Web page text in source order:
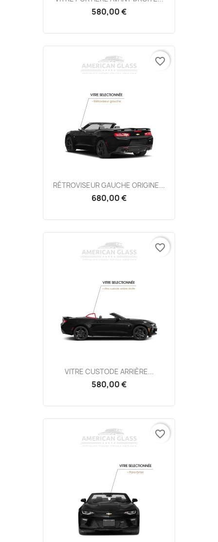
580,00 €
RÉTROVISEUR GAUCHE ORIGINE...
680,00 €
favorite_border
VITRE CUSTODE ARRIÈRE...
580,00 €
favorite_border
favorite_border